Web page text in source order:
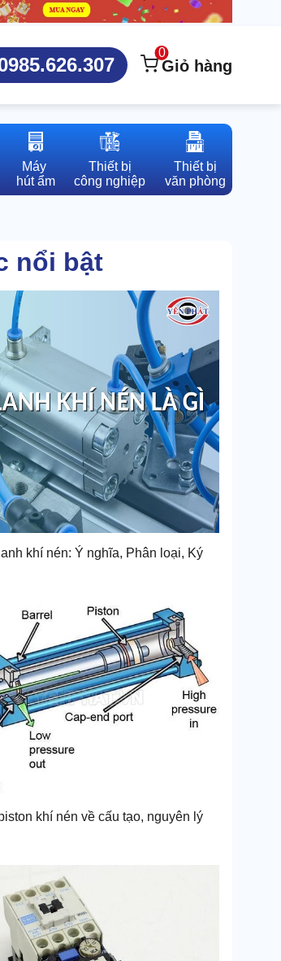
0
Giỏ hàng
Máy
hút ẩm
Thiết bị
công nghiệp
Thiết bị
văn phòng
nổi bật
khí nén: Ý nghĩa, Phân loại, Ký
khí nén về cấu tạo, nguyên lý